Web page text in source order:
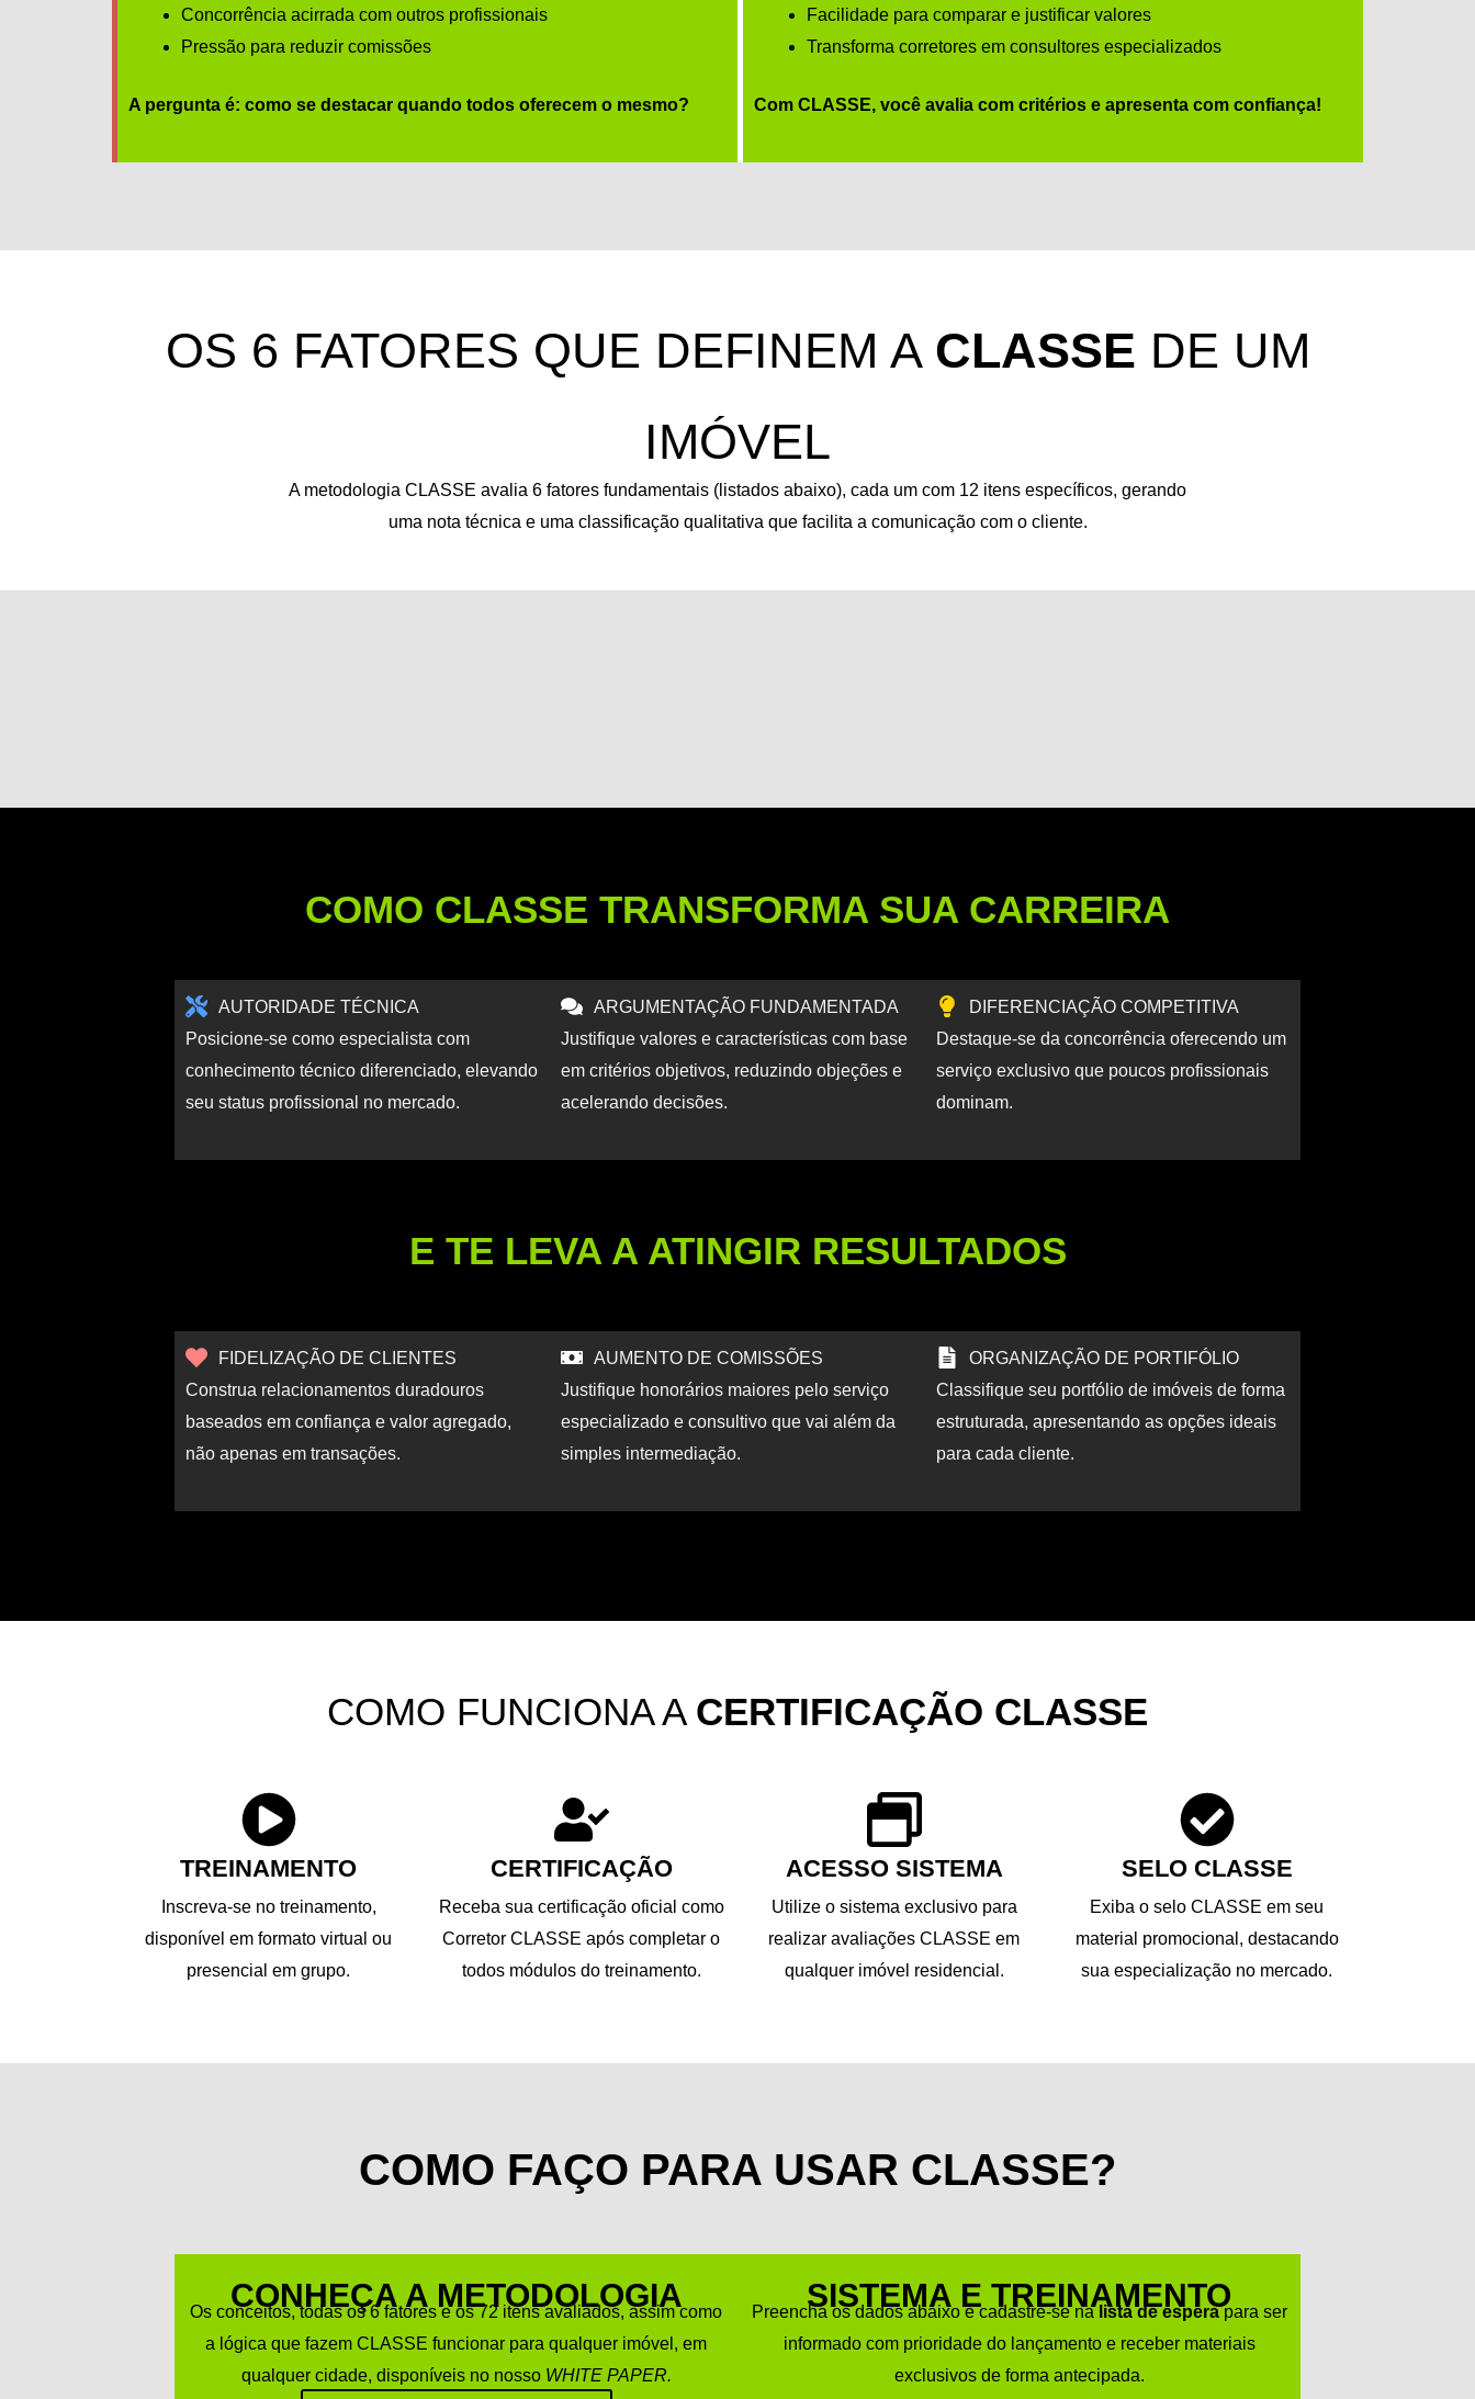
Concorrência acirrada com outros profissionais
Pressão para reduzir comissões
A pergunta é: como se destacar quando todos oferecem o mesmo?
Facilidade para comparar e justificar valores
Transforma corretores em consultores especializados
Com CLASSE, você avalia com critérios e apresenta com confiança!
OS 6 FATORES QUE DEFINEM A CLASSE DE UM
IMÓVEL
A metodologia CLASSE avalia 6 fatores fundamentais (listados abaixo), cada um com 12 itens específicos, gerando
uma nota técnica e uma classificação qualitativa que facilita a comunicação com o cliente.
COMO CLASSE TRANSFORMA SUA CARREIRA
AUTORIDADE TÉCNICA
Posicione-se como especialista com
conhecimento técnico diferenciado, elevando
seu status profissional no mercado.
ARGUMENTAÇÃO FUNDAMENTADA
Justifique valores e características com base
em critérios objetivos, reduzindo objeções e
acelerando decisões.
DIFERENCIAÇÃO COMPETITIVA
Destaque-se da concorrência oferecendo um
serviço exclusivo que poucos profissionais
dominam.
E TE LEVA A ATINGIR RESULTADOS
FIDELIZAÇÃO DE CLIENTES
Construa relacionamentos duradouros
baseados em confiança e valor agregado,
não apenas em transações.
AUMENTO DE COMISSÕES
Justifique honorários maiores pelo serviço
especializado e consultivo que vai além da
simples intermediação.
ORGANIZAÇÃO DE PORTIFÓLIO
Classifique seu portfólio de imóveis de forma
estruturada, apresentando as opções ideais
para cada cliente.
COMO FUNCIONA A CERTIFICAÇÃO CLASSE
TREINAMENTO
Inscreva-se no treinamento,
disponível em formato virtual ou
presencial em grupo.
CERTIFICAÇÃO
Receba sua certificação oficial como
Corretor CLASSE após completar o
todos módulos do treinamento.
ACESSO SISTEMA
Utilize o sistema exclusivo para
realizar avaliações CLASSE em
qualquer imóvel residencial.
SELO CLASSE
Exiba o selo CLASSE em seu
material promocional, destacando
sua especialização no mercado.
COMO FAÇO PARA USAR CLASSE?
CONHEÇA A METODOLOGIA
Os conceitos, todas os 6 fatores e os 72 itens avaliados, assim como
a lógica que fazem CLASSE funcionar para qualquer imóvel, em
qualquer cidade, disponíveis no nosso WHITE PAPER.
SISTEMA E TREINAMENTO
Preencha os dados abaixo e cadastre-se na lista de esperapara ser
informado com prioridade do lançamento e receber materiais
exclusivos de forma antecipada.